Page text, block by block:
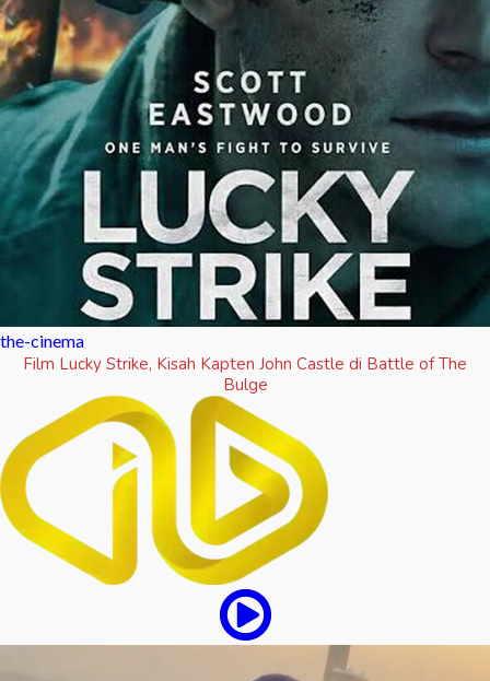
the-cinema
Film Lucky Strike, Kisah Kapten John Castle di Battle of The
Bulge